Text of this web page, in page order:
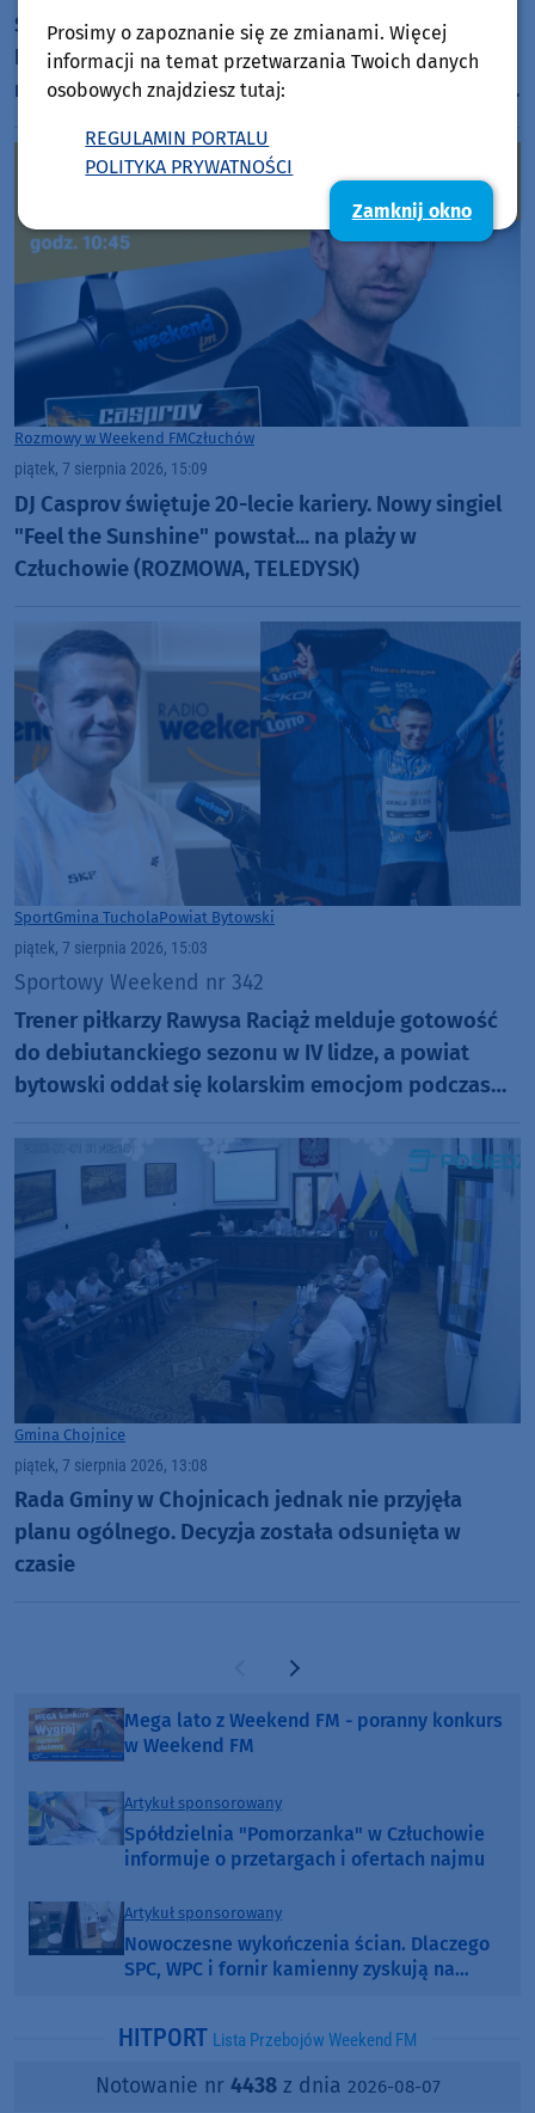
Szanty znów królują w Charzykowach. Ruszył
Festiwal Piosenki Żeglarskiej. "Jak by było nudno,
nikt by mnie tu nie zobaczył. Jest fajna atmosfera,
Rozmowy w Weekend FMCzłuchów
piątek, 7 sierpnia 2026, 15:09
DJ Casprov świętuje 20-lecie kariery. Nowy singiel
"Feel the Sunshine" powstał... na plaży w
Człuchowie (ROZMOWA, TELEDYSK)
SportGmina TucholaPowiat Bytowski
piątek, 7 sierpnia 2026, 15:03
Sportowy Weekend nr 342
Trener piłkarzy Rawysa Raciąż melduje gotowość
do debiutanckiego sezonu w IV lidze, a powiat
bytowski oddał się kolarskim emocjom podczas
Gmina Chojnice
piątek, 7 sierpnia 2026, 13:08
Rada Gminy w Chojnicach jednak nie przyjęła
planu ogólnego. Decyzja została odsunięta w
czasie
Poprzednia strona
Następna strona
Mega lato z Weekend FM - poranny konkurs
w Weekend FM
Artykuł sponsorowany
Spółdzielnia "Pomorzanka" w Człuchowie
informuje o przetargach i ofertach najmu
Artykuł sponsorowany
Nowoczesne wykończenia ścian. Dlaczego
SPC, WPC i fornir kamienny zyskują na
HITPORT Lista Przebojów Weekend FM
Notowanie nr 4438z dnia 2026-08-07
Prosimy o zapoznanie się ze zmianami. Więcej
informacji na temat przetwarzania Twoich danych
osobowych znajdziesz tutaj:
REGULAMIN PORTALU
POLITYKA PRYWATNOŚCI
Zamknij okno